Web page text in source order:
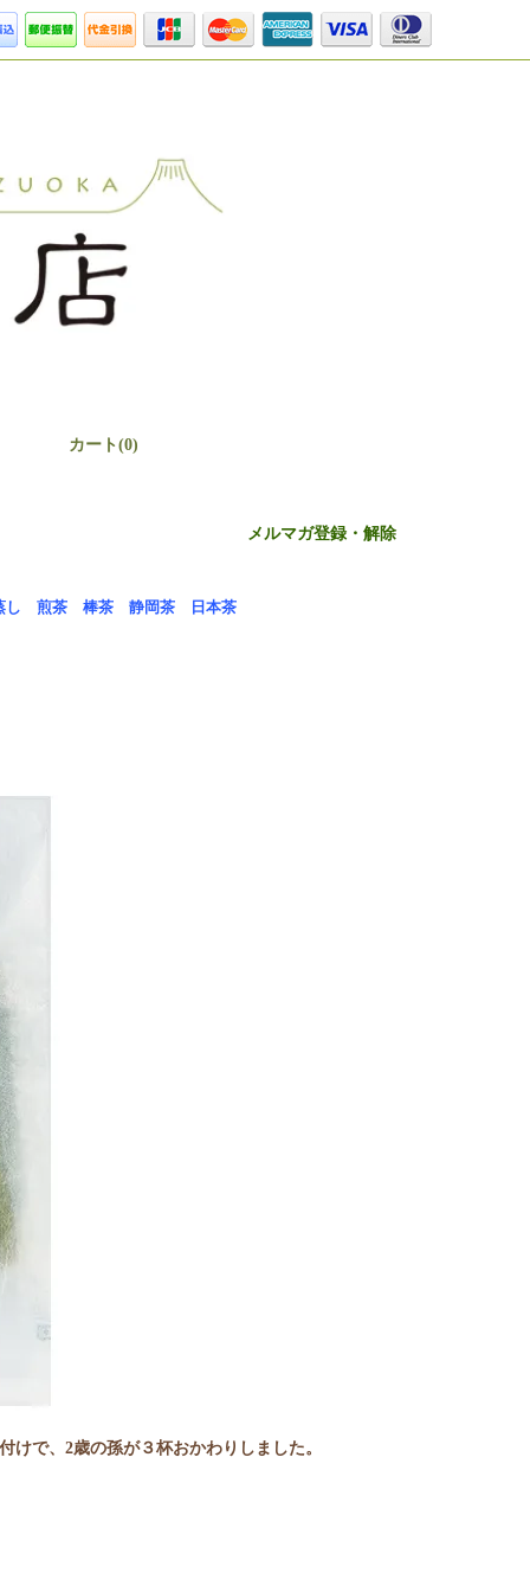
カート(0)
メルマガ登録・解除
し 煎茶 棒茶 静岡茶 日本茶
で、2歳の孫が３杯おかわりしました。